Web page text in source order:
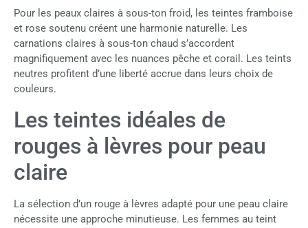
Pour les peaux claires à sous-ton froid, les teintes framboise
et rose soutenu créent une harmonie naturelle. Les
carnations claires à sous-ton chaud s’accordent
magnifiquement avec les nuances pêche et corail. Les teints
neutres profitent d’une liberté accrue dans leurs choix de
couleurs.
Les teintes idéales de
rouges à lèvres pour peau
claire
La sélection d’un rouge à lèvres adapté pour une peau claire
nécessite une approche minutieuse. Les femmes au teint